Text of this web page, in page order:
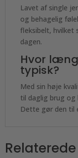
Lavet af single
og behagelig
fleksibelt, hvilket
dagen.
Hvor
typisk?
Med sin høje
til daglig brug og
Dette gør den til